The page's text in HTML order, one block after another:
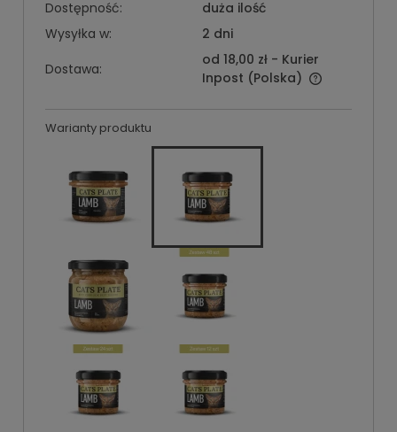
Dostępność:
duża ilość
Wysyłka w:
2 dni
Dostawa:
od 18,00 zł - Kurier
Inpost (Polska)
Warianty produktu